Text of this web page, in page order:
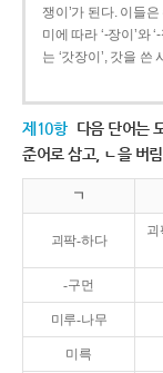
쟁이’가 된다. 이들
미에 따라 ‘-장이’와
는 ‘갓장이’, 갓을 쓴
제10항 다음 단어는
준어로 삼고, ㄴ을 버
ㄱ
괴팍-하다
괴
-구먼
미루-나무
미륵